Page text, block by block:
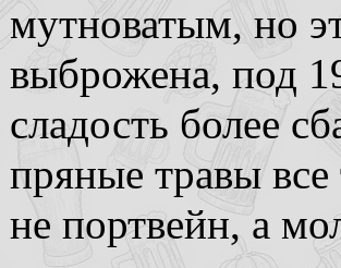
мутноватым, но
выброжена, под
сладость более
пряные травы
не портвейн, а